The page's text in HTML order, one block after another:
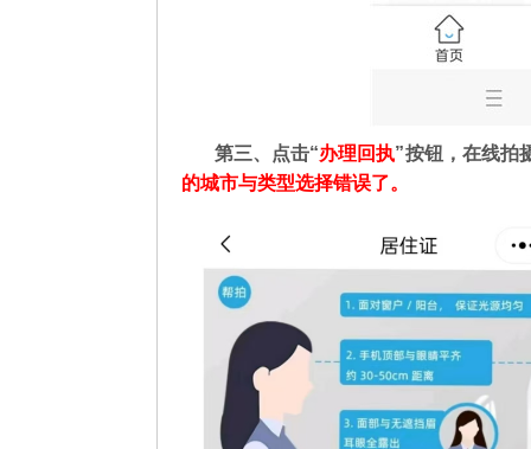
第三、点击“办理回执”按钮，在线拍
的城市与类型选择错误了。